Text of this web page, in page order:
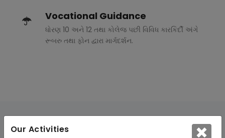
Our Activities
Vocational Guidance
ધોરણ 10 અને 12 તથા કોલેજ પછી વિવિધ કારકિર્દી અંગે
રૂબરુ તથા ફોન દ્વારા માર્ગદર્શન.